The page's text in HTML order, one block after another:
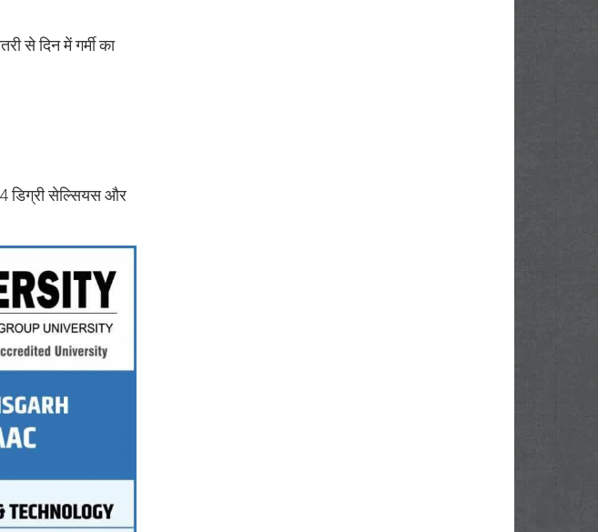
से दिन में गर्मी का
डिग्री सेल्सियस और